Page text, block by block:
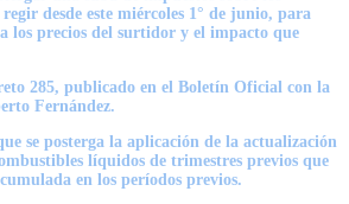
desde este miércoles 1° de junio, para
los precios del surtidor y el impacto que
285, publicado en el Boletín Oficial con la
Fernández.
se posterga la aplicación de la actualización
líquidos de trimestres previos que
en los períodos previos.